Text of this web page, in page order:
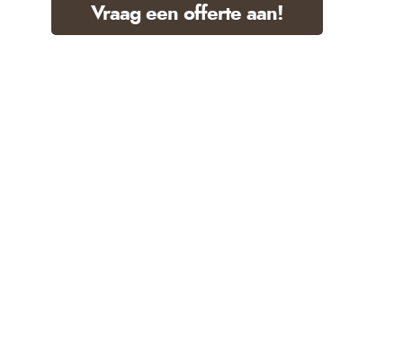
Vraag een offerte aan!